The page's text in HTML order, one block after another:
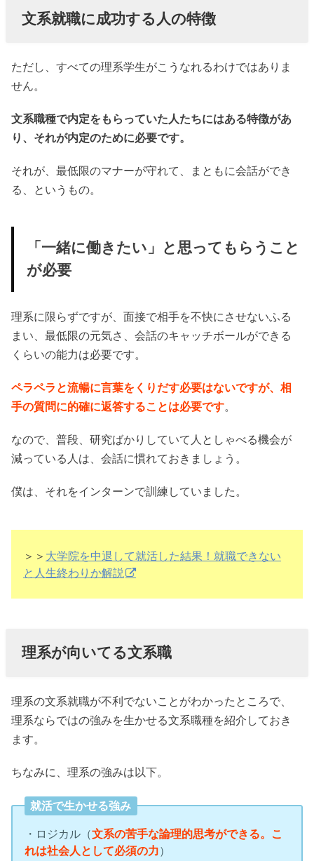
文系就職に成功する人の特徴
ただし、すべての理系学生がこうなれるわけではありま
せん。
文系職種で内定をもらっていた人たちにはある特徴があ
り、それが内定のために必要です。
それが、最低限のマナーが守れて、まともに会話ができ
る、というもの。
「一緒に働きたい」と思ってもらうこと
が必要
理系に限らずですが、面接で相手を不快にさせないふる
まい、最低限の元気さ、会話のキャッチボールができる
くらいの能力は必要です。
ペラペラと流暢に言葉をくりだす必要はないですが、相
手の質問に的確に返答することは必要です。
なので、普段、研究ばかりしていて人としゃべる機会が
減っている人は、会話に慣れておきましょう。
僕は、それをインターンで訓練していました。
＞＞ 大学院を中退して就活した結果！就職できない
と人生終わりか解説
理系が向いてる文系職
理系の文系就職が不利でないことがわかったところで、
理系ならではの強みを生かせる文系職種を紹介しておき
ます。
ちなみに、理系の強みは以下。
就活で生かせる強み
・ロジカル（文系の苦手な論理的思考ができる。こ
れは社会人として必須の力）